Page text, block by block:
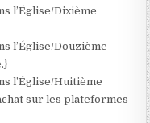
l’Église/Dixième
l’Église/Douzième
l’Église/Huitième
sur les plateformes